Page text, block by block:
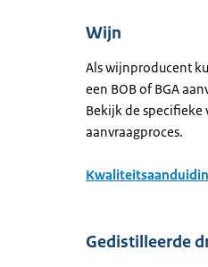
Wijn
Als wijnproducent
een BOB of BGA
Bekijk de
aanvraagproces.
Gedistilleerde